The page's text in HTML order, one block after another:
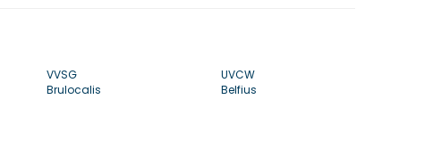
VVSG
Brulocalis
UVCW
Belfius